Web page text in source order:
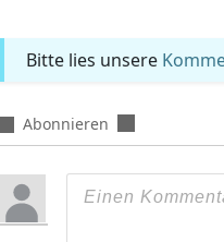
Bitte lies unsere
Abonnieren